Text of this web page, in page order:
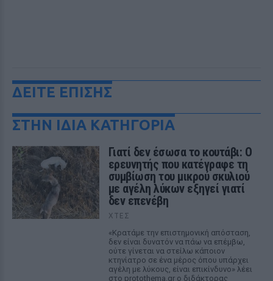
ΔΕΙΤΕ ΕΠΙΣΗΣ
ΣΤΗΝ ΙΔΙΑ ΚΑΤΗΓΟΡΙΑ
Γιατί δεν έσωσα το κουτάβι: Ο
ερευνητής που κατέγραφε τη
συμβίωση του μικρού σκυλιού
με αγέλη λύκων εξηγεί γιατί
δεν επενέβη
ΧΤΕΣ
«Κρατάμε την επιστημονική απόσταση,
δεν είναι δυνατόν να πάω να επέμβω,
ούτε γίνεται να στείλω κάποιον
κτηνίατρο σε ένα μέρος όπου υπάρχει
αγέλη με λύκους, είναι επικίνδυνο» λέει
στο protothema.gr ο διδάκτορας